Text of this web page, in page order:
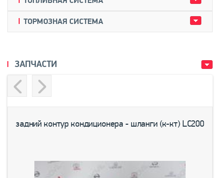
ТОРМОЗНАЯ СИСТЕМА
ЗАПЧАСТИ
задний контур кондиционера - шланги (к-кт) LC200